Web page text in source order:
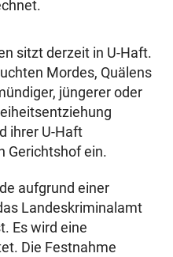
sitzt derzeit in U-Haft.
Mordes, Quälens
jüngerer oder
ihrer U-Haft
Gerichtshof ein.
aufgrund einer
Landeskriminalamt
Es wird eine
Die Festnahme